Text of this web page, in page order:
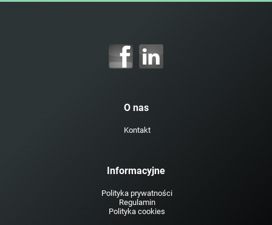
O nas
Kontakt
Informacyjne
Polityka prywatności
Regulamin
Polityka cookies